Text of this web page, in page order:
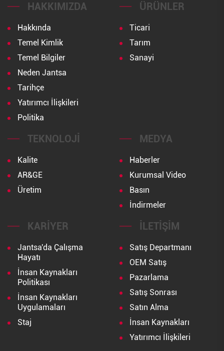
HAKKIMIZDA
Hakkında
Temel Kimlik
Temel Bilgiler
Neden Jantsa
Tarihçe
Yatırımcı İlişkileri
Politika
ÜRÜNLER
Ticari
Tarım
Sanayi
TEKNOLOJI
Kalite
AR&GE
Üretim
MEDYA
Haberler
Kurumsal Video
Basın
İndirmeler
KARIYER
Jantsa'da Çalışma
Hayatı
İnsan Kaynakları
Politikası
İnsan Kaynakları
Uygulamaları
Staj
İLETIŞIM
Satış Departmanı
OEM Satış
Pazarlama
Satış Sonrası
Satın Alma
İnsan Kaynakları
Yatırımcı İlişkileri